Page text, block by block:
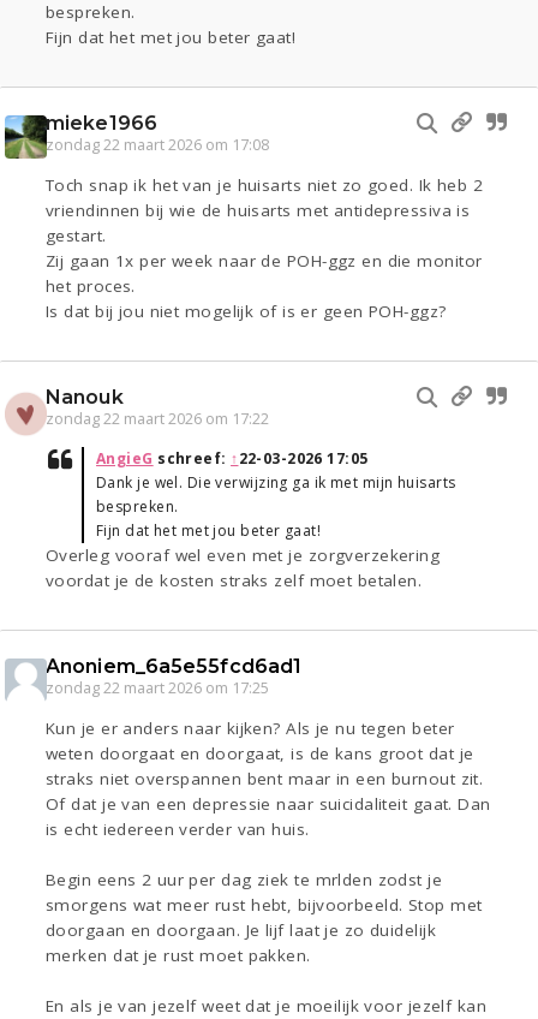
bespreken.
Fijn dat het met jou beter gaat!
mieke1966
zondag 22 maart 2026 om 17:08
Toch snap ik het van je huisarts niet zo goed. Ik heb 2
vriendinnen bij wie de huisarts met antidepressiva is
gestart.
Zij gaan 1x per week naar de POH-ggz en die monitor
het proces.
Is dat bij jou niet mogelijk of is er geen POH-ggz?
Nanouk
zondag 22 maart 2026 om 17:22
AngieG schreef: ↑22-03-2026 17:05
Dank je wel. Die verwijzing ga ik met mijn huisarts
bespreken.
Fijn dat het met jou beter gaat!
Overleg vooraf wel even met je zorgverzekering
voordat je de kosten straks zelf moet betalen.
Anoniem_6a5e55fcd6ad1
zondag 22 maart 2026 om 17:25
Kun je er anders naar kijken? Als je nu tegen beter
weten doorgaat en doorgaat, is de kans groot dat je
straks niet overspannen bent maar in een burnout zit.
Of dat je van een depressie naar suicidaliteit gaat. Dan
is echt iedereen verder van huis.
Begin eens 2 uur per dag ziek te mrlden zodst je
smorgens wat meer rust hebt, bijvoorbeeld. Stop met
doorgaan en doorgaan. Je lijf laat je zo duidelijk
merken dat je rust moet pakken.
En als je van jezelf weet dat je moeilijk voor jezelf kan